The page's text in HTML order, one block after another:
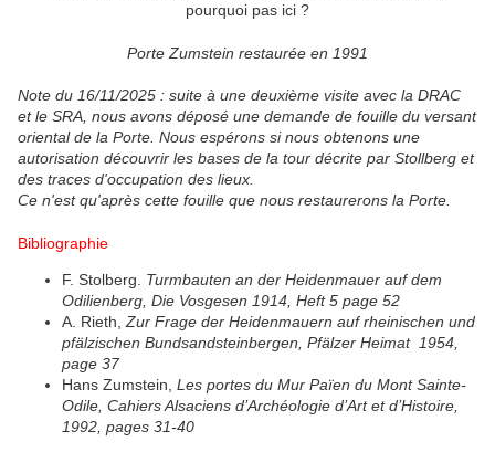
pourquoi pas ici ?
Porte Zumstein restaurée en 1991
Note du 16/11/2025 : suite à une deuxième visite avec la DRAC
et le SRA, nous avons déposé une demande de fouille du versant
oriental de la Porte. Nous espérons si nous obtenons une
autorisation découvrir les bases de la tour décrite par Stollberg et
des traces d'occupation des lieux.
Ce n'est qu'après cette fouille que nous restaurerons la Porte.
Bibliographie
F. Stolberg. Turmbauten an der Heidenmauer auf dem
Odilienberg, Die Vosgesen 1914, Heft 5 page 52
A. Rieth, Zur Frage der Heidenmauern auf rheinischen und
pfälzischen Bundsandsteinbergen, Pfälzer Heimat 1954,
page 37
Hans Zumstein, Les portes du Mur Païen du Mont Sainte-
Odile, Cahiers Alsaciens d’Archéologie d’Art et d’Histoire,
1992, pages 31-40